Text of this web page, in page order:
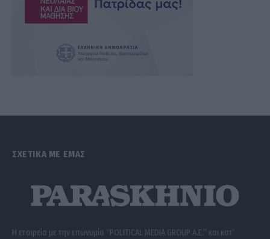
ΣΧΕΤΙΚΑ ΜΕ ΕΜΑΣ
Η εταιρεία με την επωνυμία “POLITICAL MEDIA GROUP A.E.” και κατ’